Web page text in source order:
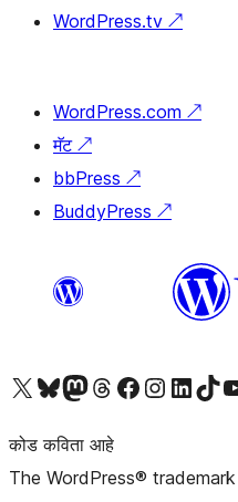
WordPress.tv ↗
WordPress.com ↗
मॅट ↗
bbPress ↗
BuddyPress ↗
आमच्या X (एक्स) (पूर्वीचे ट्विटर) खात्याला भेट द्या आमच्या ब्लूस्की खात्याला भेट द्या.आमच्या Mastodon खात्याला भेट द्या.आमच्या थ्रेड्स खात्याला भेट द्या. आमच्या फेसबुक पेजला भेट द्या आमच्या इंस्टाग्राम खात्याला भेट द्या आमच्या लिंक्डइन खात्याला भेट द्या आमच्या टिकटॉक अकाउंटला भेट द्या.आमच्या यूट्यूब
कोड कविता आहे
The WordPress®